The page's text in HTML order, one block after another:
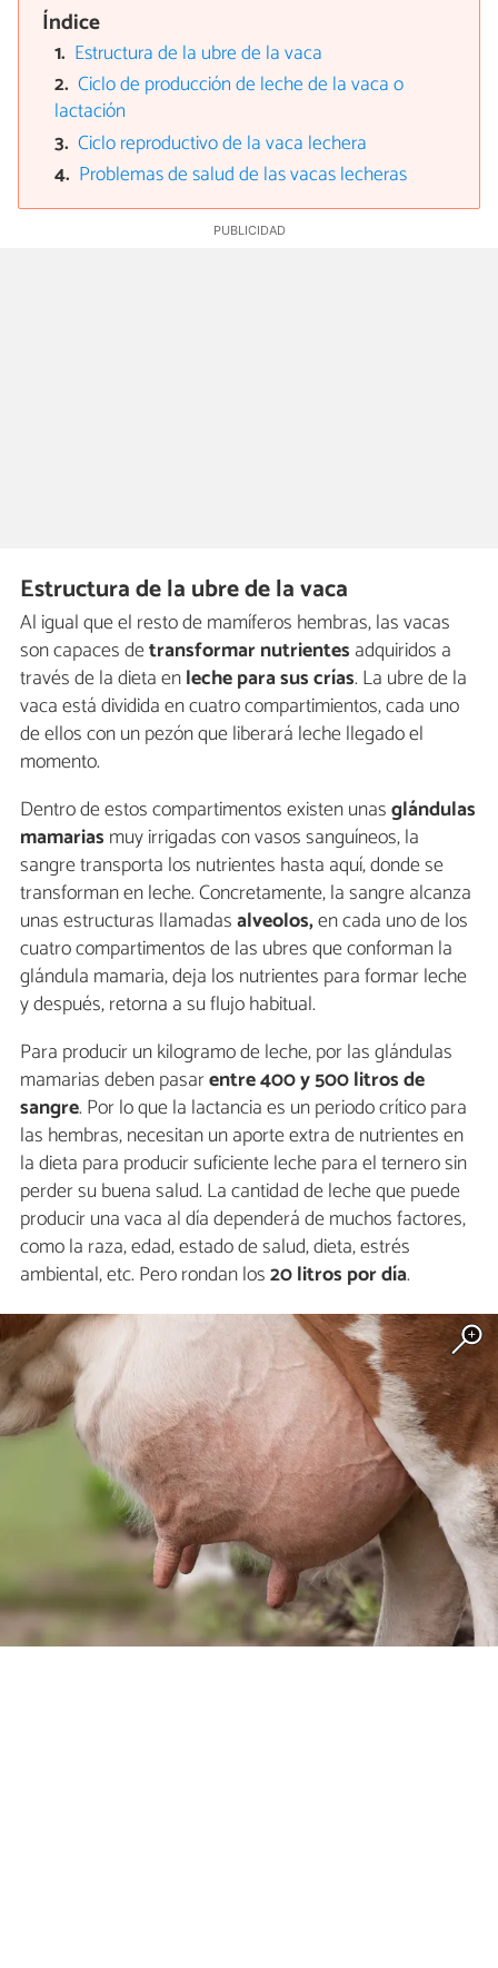
Índice
Estructura de la ubre de la vaca
Ciclo de producción de leche de la vaca o
lactación
Ciclo reproductivo de la vaca lechera
Problemas de salud de las vacas lecheras
Estructura de la ubre de la vaca
Al igual que el resto de mamíferos hembras, las vacas
son capaces detransformar nutrientes adquiridos a
través de la dieta enleche para sus crías. La ubre de la
vaca está dividida en cuatro compartimientos, cada uno
de ellos con un pezón que liberará leche llegado el
momento.
Dentro de estos compartimentos existen unasglándulas
mamarias muy irrigadas con vasos sanguíneos, la
sangre transporta los nutrientes hasta aquí, donde se
transforman en leche. Concretamente, la sangre alcanza
unas estructuras llamadasalveolos,en cada uno de los
cuatro compartimentos de las ubres que conforman la
glándula mamaria, deja los nutrientes para formar leche
y después, retorna a su flujo habitual.
Para producir un kilogramo de leche, por las glándulas
mamarias deben pasarentre 400 y 500 litros de
sangre. Por lo que la lactancia es un periodo crítico para
las hembras, necesitan un aporte extra de nutrientes en
la dieta para producir suficiente leche para el ternero sin
perder su buena salud. La cantidad de leche que puede
producir una vaca al día dependerá de muchos factores,
como la raza, edad, estado de salud, dieta, estrés
ambiental, etc. Pero rondan los20 litros por día.